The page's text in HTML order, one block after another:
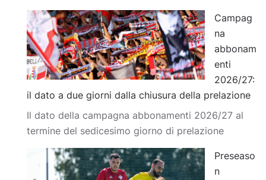
Campag
na
abbonam
enti
2026/27:
il dato a due giorni dalla chiusura della prelazione
Il dato della campagna abbonamenti 2026/27 al
termine del sedicesimo giorno di prelazione
Preseaso
n